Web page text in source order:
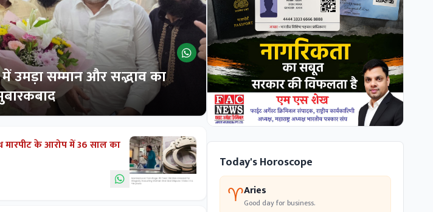
उमड़ा सम्मान और सद्भाव का
मारपीट के आरोप में 36 साल का
Today's Horoscope
♈Aries
Good day for business.